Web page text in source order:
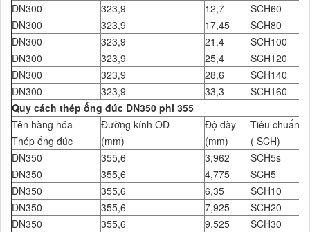
DN300
323,9 12,7
SCH60
DN300
323,9 17,45
SCH80
DN300
323,9 21,4
SCH100
DN300
323,9 25,4
SCH120
DN300
323,9 28,6
SCH140
DN300
323,9 33,3
SCH160
Quy cách thép ống đúc DN350 phi 355
Tên hàng hóa
Đường kính OD Độ dày
Tiêu chuẩn
Thép ống đúc
(mm) (mm)
( SCH)
DN350
355,6 3,962
SCH5s
DN350
355,6 4,775
SCH5
DN350
355,6 6,35
SCH10
DN350
355,6 7,925
SCH20
DN350
355,6 9,525
SCH30